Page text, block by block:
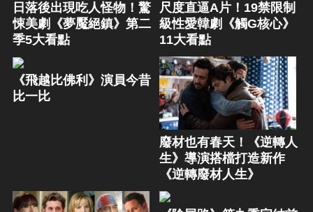
日落後出現吃人怪物！驚
悚美劇《夢魘絕鎮》第二
季5大看點
尺度直逼A片！19禁限制
級性愛韓劇《觸G核心》
11大看點
《飛越比佛利》演員今昔
比一比
廢材也有春天！《逆轉人
生》導演搭檔打造新作
《逆轉廢材人生》